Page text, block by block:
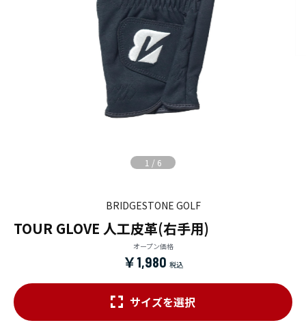
1 / 6
BRIDGESTONE GOLF
TOUR GLOVE 人工皮革(右手用)
オープン価格
￥1,980
サイズを選択